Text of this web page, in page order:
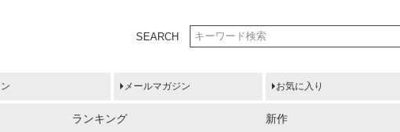
SEARCH
メールマガジン お気に入り
ランキング 新作